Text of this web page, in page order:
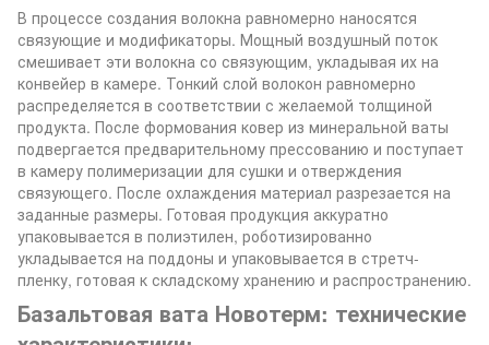
В процессе создания волокна равномерно наносятся
связующие и модификаторы. Мощный воздушный поток
смешивает эти волокна со связующим, укладывая их на
конвейер в камере. Тонкий слой волокон равномерно
распределяется в соответствии с желаемой толщиной
продукта. После формования ковер из минеральной ваты
подвергается предварительному прессованию и поступает
в камеру полимеризации для сушки и отверждения
связующего. После охлаждения материал разрезается на
заданные размеры. Готовая продукция аккуратно
упаковывается в полиэтилен, роботизированно
укладывается на поддоны и упаковывается в стретч-
пленку, готовая к складскому хранению и распространению.
Базальтовая вата Новотерм: технические